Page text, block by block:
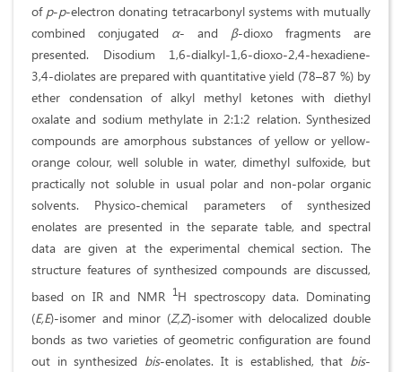
of p-p-electron donating tetracarbonyl systems with mutually
combined conjugated α- and β-dioxo fragments are
presented. Disodium 1,6-dialkyl-1,6-dioxo-2,4-hexadiene-
3,4-diolates are prepared with quantitative yield (78–87 %) by
ether condensation of alkyl methyl ketones with diethyl
oxalate and sodium methylate in 2:1:2 relation. Synthesized
compounds are amorphous substances of yellow or yellow-
orange colour, well soluble in water, dimethyl sulfoxide, but
practically not soluble in usual polar and non-polar organic
solvents. Physico-chemical parameters of synthesized
enolates are presented in the separate table, and spectral
data are given at the experimental chemical section. The
structure features of synthesized compounds are discussed,
based on IR and NMR 1H spectroscopy data. Dominating
(Е,Е)-isomer and minor (Z,Z)-isomer with delocalized double
bonds as two varieties of geometric configuration are found
out in synthesized bis-enolates. It is established, that bis-